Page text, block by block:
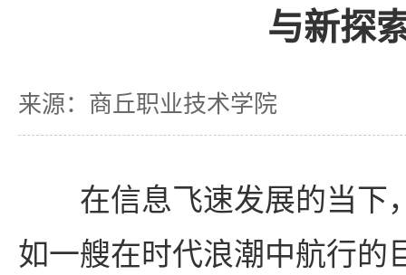
与新探
来源：商丘职业技术学院
在信息飞速发展的当下
如一艘在时代浪潮中航行的